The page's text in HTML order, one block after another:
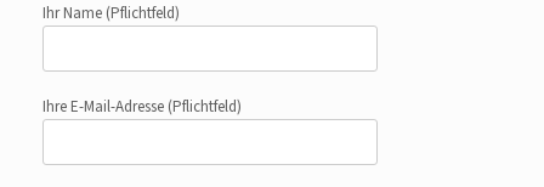
Ihr Name (Pflichtfeld)
Ihre E-Mail-Adresse (Pflichtfeld)